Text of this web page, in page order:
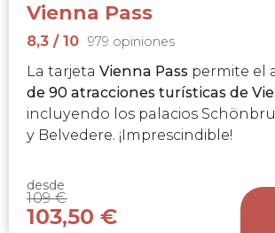
Vienna Pass
8,3 / 10 979 opiniones
La tarjeta Vienna Pass permite el
de 90 atracciones turísticas de
incluyendo los palacios
y Belvedere. ¡Imprescindible!
desde
109€
103,50 €